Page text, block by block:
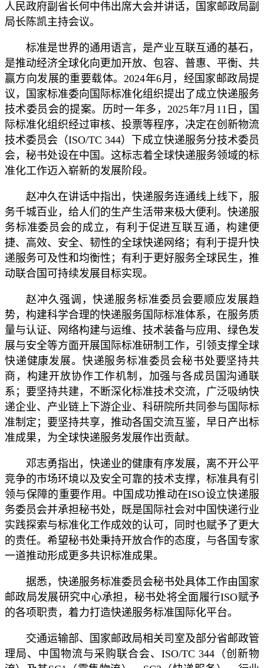
人民政府副省长何中伟出席大会并讲话，国家邮政局副
局长陈凯主持会议。
标准是世界的通用语言，是产业互联互通的基石，
是推动经济全球化向更加开放、包容、普惠、平衡、共
赢方向发展的重要载体。2024年6月，经国家邮政局提
议，国家标准委向国际标准化组织提出了成立快递服务
技术委员会的提案。历时一年多，2025年7月11日，国
际标准化组织经过审核、投票等程序，决定在创新物流
技术委员会（ISO/TC 344）下成立快递服务分技术委员
会，秘书处设在中国。这标志着全球快递服务领域的标
准化工作迈入崭新的发展阶段。
赵冲久在讲话中指出，快递服务连通线上线下，服
务千城百业，给人们的生产生活带来极大便利。快递服
务标准委员会的成立，有利于促进互联互通，构建便
捷、高效、安全、韧性的全球快递网络；有利于提升快
递服务可及性和均衡性；有利于更好服务全球民生，推
动联合国可持续发展目标实现。
赵冲久强调，快递服务标准委员会要顺应发展趋
势，构建科学合理的快递服务国际标准体系，在服务质
量与认证、网络构建与运维、技术装备与应用、绿色发
展与安全等方面开展国际标准研制工作，引领支撑全球
快递健康发展。快递服务标准委员会秘书处要坚持共
商，构建开放协作工作机制，加强与各成员国沟通联
系；要坚持共建，不断深化标准技术交流，广泛吸纳快
递企业、产业链上下游企业、科研院所共同参与国际标
准制定；要坚持共享，推动各国交流互鉴，早日产出标
准成果，为全球快递服务发展作出贡献。
邓志勇指出，快递业的健康有序发展，离不开公平
竞争的市场环境以及安全可靠的技术支撑，标准具有引
领与保障的重要作用。中国成功推动在ISO设立快递服
务委员会并承担秘书处，既是国际社会对中国快递行业
实践探索与标准化工作成效的认可，同时也赋予了更大
的责任。希望秘书处秉持开放合作的态度，与各国专家
一道推动形成更多共识标准成果。
据悉，快递服务标准委员会秘书处具体工作由国家
邮政局发展研究中心承担，秘书处将全面履行ISO赋予
的各项职责，着力打造快递服务标准国际化平台。
交通运输部、国家邮政局相关司室及部分省邮政管
理局、中国物流与采购联合会、ISO/TC 344（创新物